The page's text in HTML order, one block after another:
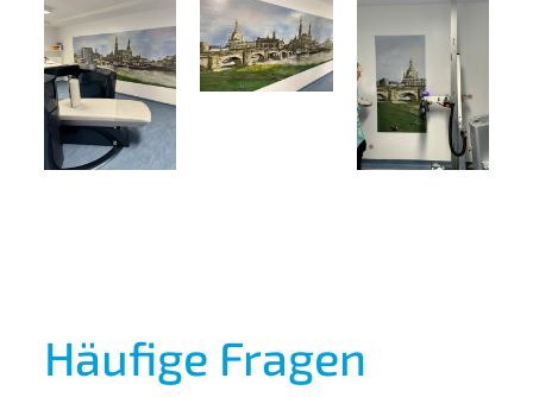
Häufige Fragen